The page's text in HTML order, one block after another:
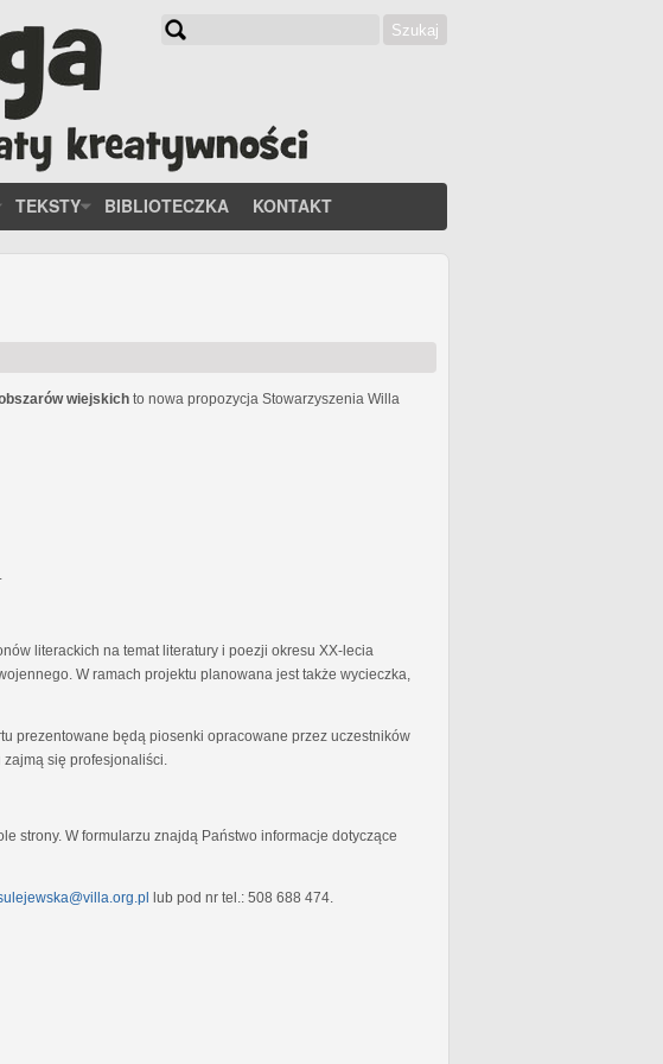
Szukaj
TEKSTY BIBLIOTECZKA KONTAKT
wiejskich to nowa propozycja Stowarzyszenia Willa
literackich na temat literatury i poezji okresu XX-lecia
W ramach projektu planowana jest także wycieczka,
prezentowane będą piosenki opracowane przez uczestników
się profesjonaliści.
strony. W formularzu znajdą Państwo informacje dotyczące
lub pod nr tel.: 508 688 474.